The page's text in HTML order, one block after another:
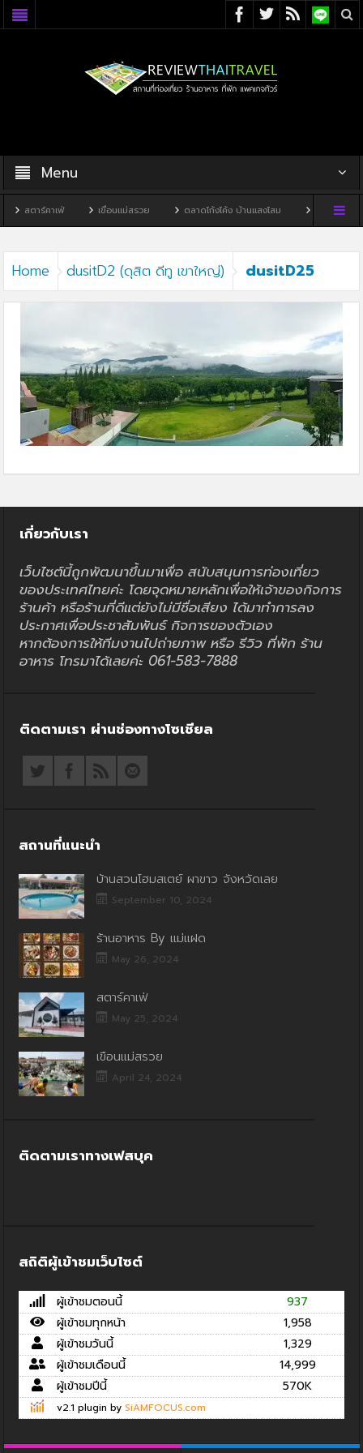
Menu
สตาร์คาเฟ่ เขื่อนแม่สรวย ตลาดโก้งโค้ง บ้านแสงโสม ทิวผาคาเฟ่
Home dusitD2 (ดุสิต ดีทู เขาใหญ่) dusitD25
เกี่ยวกับเรา
เว็บไซต์นี้ถูกพัฒนาขึ้นมาเพื่อ สนับสนุนการท่องเที่ยว
ของประเทศไทยค่ะ โดยจุดหมายหลักเพื่อให้เจ้าของกิจการ
ร้านค้า หรือร้านที่ดีแต่ยังไม่มีชื่อเสียง ได้มาทำการลง
ประกาศเพื่อประชาสัมพันธ์ กิจการของตัวเอง
หากต้องการให้ทีมงานไปถ่ายภาพ หรือ รีวิว ที่พัก ร้าน
อาหาร โทรมาได้เลยค่ะ 061-583-7888
ติดตามเรา ผ่านช่องทางโซเชียล
สถานที่แนะนำ
บ้านสวนโฮมสเตย์ ผาขาว จังหวัดเลย
September 10, 2024
ร้านอาหาร By แม่แฝด
May 26, 2024
สตาร์คาเฟ่
May 25, 2024
เขื่อนแม่สรวย
April 24, 2024
ติดตามเราทางเฟสบุค
สถิติผู้เข้าชมเว็บไซต์
ผู้เข้าชมตอนนี้
937
ผู้เข้าชมทุกหน้า
1,958
ผู้เข้าชมวันนี้
1,329
ผู้เข้าชมเดือนนี้
14,999
ผู้เข้าชมปีนี้
570K
v2.1 plugin by SiAMFOCUS.com